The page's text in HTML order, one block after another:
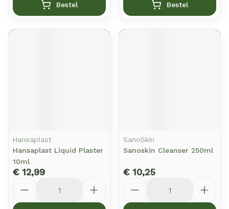
Bestel Bestel
Hansaplast
Hansaplast Liquid Plaster
10ml
€ 12,99
SanoSkin
Sanoskin Cleanser 250ml
€ 10,25